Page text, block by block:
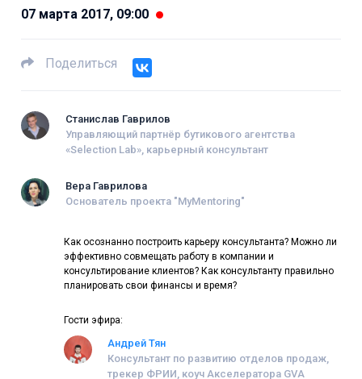
07 марта 2017, 09:00
Поделиться
Станислав Гаврилов
Управляющий партнёр бутикового агентства
«Selection Lab», карьерный консультант
Вера Гаврилова
Основатель проекта "MyMentoring"
Как осознанно построить карьеру консультанта? Можно ли
эффективно совмещать работу в компании и
консультирование клиентов? Как консультанту правильно
планировать свои финансы и время?
Гости эфира:
Андрей Тян
Консультант по развитию отделов продаж,
трекер ФРИИ, коуч Акселератора GVA